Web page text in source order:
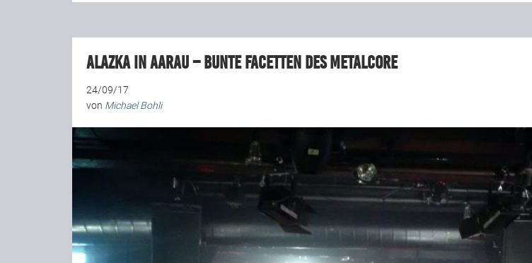
Alazka in Aarau – Bunte Facetten des Metalcore
24/09/17
von Michael Bohli